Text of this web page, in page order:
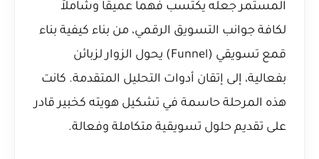
المستمر جعله يكتسب فهماً عميقاً وشاملاً
لكافة جوانب التسويق الرقمي، من بناء كيفية بناء
قمع تسويقي (Funnel) يحول الزوار لزبائن
بفعالية، إلى إتقان أدوات التحليل المتقدمة. كانت
هذه المرحلة حاسمة في تشكيل هويته كخبير قادر
على تقديم حلول تسويقية متكاملة وفعالة.